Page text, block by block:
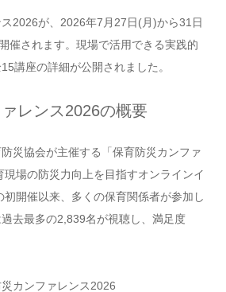
2026が、2026年7月27日(月)から31日
催されます。現場で活用できる実践的
講座の詳細が公開されました。
レンス2026の概要
災協会が主催する「保育防災カンファ
現場の防災力向上を目指すオンラインイ
開催以来、多くの保育関係者が参加し
去最多の2,839名が視聴し、満足度
カンファレンス2026